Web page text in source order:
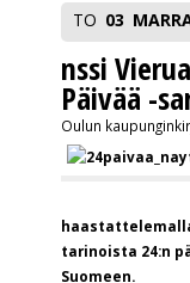
TO 03
nssi
Päivää -
Oulun
tarinoista 24:n
Suomeen.